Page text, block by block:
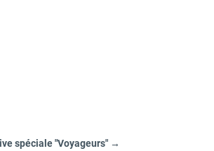
spéciale "Voyageurs"→